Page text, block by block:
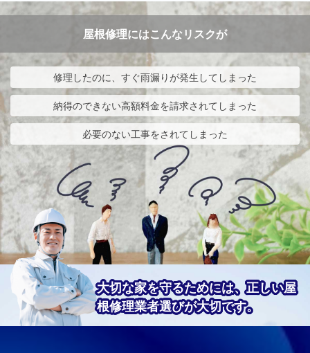
屋根修理にはこんなリスクが
修理したのに、すぐ雨漏りが発生してしまった
納得のできない高額料金を請求されてしまった
必要のない工事をされてしまった
大切な家を守るためには、正しい屋
根修理業者選びが大切です。